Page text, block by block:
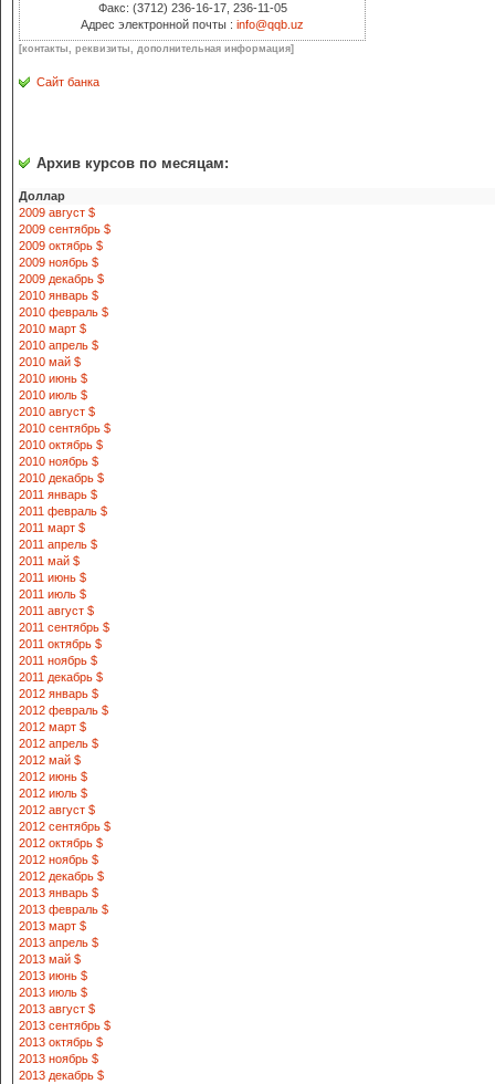
Факс: (3712) 236-16-17, 236-11-05
Адрес электронной почты : info@qqb.uz
[контакты, реквизиты, дополнительная информация]
Сайт банка
Архив курсов по месяцам:
Доллар
2009 август $
2009 сентябрь $
2009 октябрь $
2009 ноябрь $
2009 декабрь $
2010 январь $
2010 февраль $
2010 март $
2010 апрель $
2010 май $
2010 июнь $
2010 июль $
2010 август $
2010 сентябрь $
2010 октябрь $
2010 ноябрь $
2010 декабрь $
2011 январь $
2011 февраль $
2011 март $
2011 апрель $
2011 май $
2011 июнь $
2011 июль $
2011 август $
2011 сентябрь $
2011 октябрь $
2011 ноябрь $
2011 декабрь $
2012 январь $
2012 февраль $
2012 март $
2012 апрель $
2012 май $
2012 июнь $
2012 июль $
2012 август $
2012 сентябрь $
2012 октябрь $
2012 ноябрь $
2012 декабрь $
2013 январь $
2013 февраль $
2013 март $
2013 апрель $
2013 май $
2013 июнь $
2013 июль $
2013 август $
2013 сентябрь $
2013 октябрь $
2013 ноябрь $
2013 декабрь $